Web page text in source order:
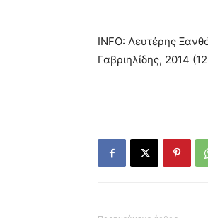
INFO: Λευτέρης
Γαβριηλίδης, 2014